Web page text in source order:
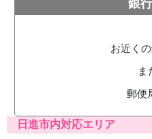
銀
お近く
ま
郵便
日進市内対応エリア